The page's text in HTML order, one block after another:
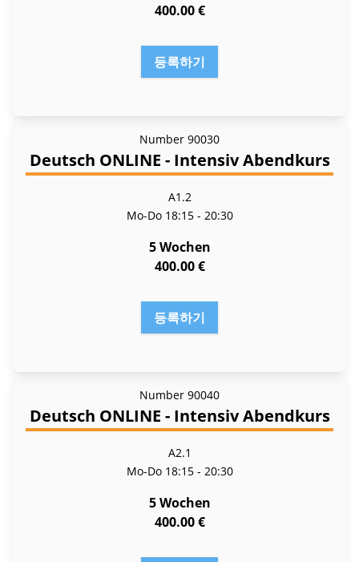
400.00 €
등록하기
Number 90030
Deutsch ONLINE - Intensiv Abendkurs
A1.2
Mo-Do 18:15 - 20:30
5 Wochen
400.00 €
등록하기
Number 90040
Deutsch ONLINE - Intensiv Abendkurs
A2.1
Mo-Do 18:15 - 20:30
5 Wochen
400.00 €